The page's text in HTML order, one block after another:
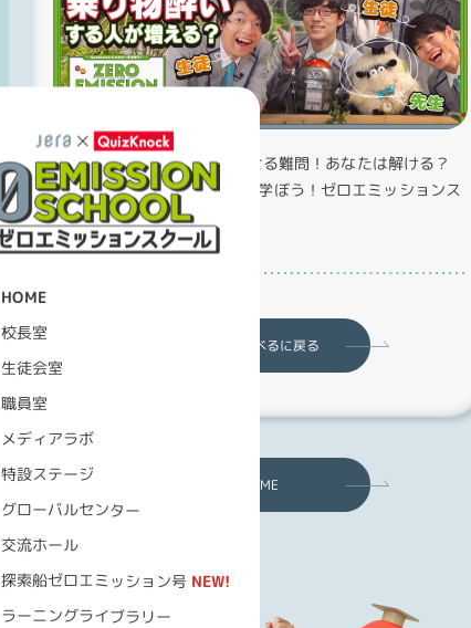
【JERA】QuizKnockも悩ませる難問！あなたは解ける？
【QuizKnockとエネルギーを学ぼう！ゼロエミッションス
クール】#1
自由に調べるに戻る
HOME
HOME
校長室
生徒会室
職員室
メディアラボ
特設ステージ
グローバルセンター
交流ホール
探索船ゼロエミッション号
ラーニングライブラリー